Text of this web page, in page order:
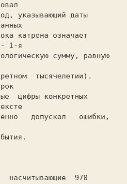
указывающий даты
катрена означает
- 1-я
сумму, равную
тысячелетии).
цифры конкретных
допускал   ошибки,